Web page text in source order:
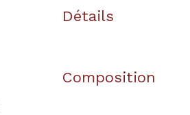
Détails
Composition